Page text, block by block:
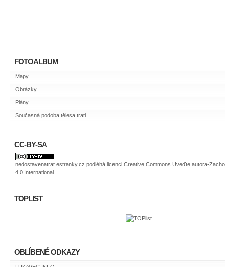
FOTOALBUM
Mapy
Obrázky
Plány
Současná podoba tělesa trati
CC-BY-SA
nedostavenatrat.estranky.cz podléhá licenci Creative Commons Uveďte autora-
4.0 International
TOPLIST
OBLÍBENÉ ODKAZY